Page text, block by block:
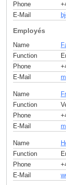
Phone
E-Mail
Employés
Name
Function
Phone
E-Mail
Name
Function
Phone
E-Mail
Name
Function
Phone
E-Mail